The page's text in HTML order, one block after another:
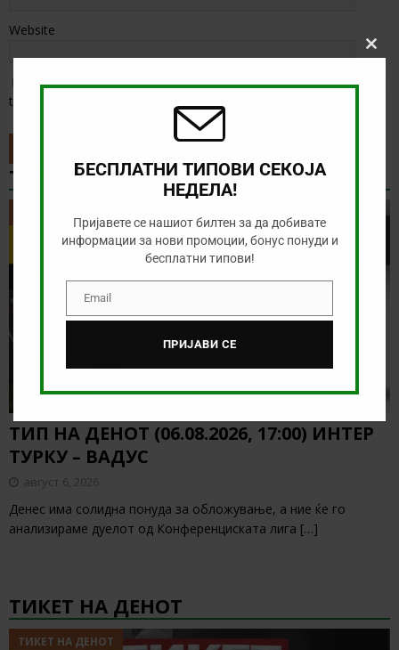
Website
Save my name, email, and website in this browser for the next
time I comment.
ТИП НА ДЕНОТ
ТИП НА ДЕНОТ (06.08.2026, 17:00) ИНТЕР
ТУРКУ – ВАДУС
август 6, 2026
Денес има солидна понуда за обложување, а ние ќе го
анализираме дуелот од Конференциската лига […]
ТИКЕТ НА ДЕНОТ
ТИКЕТ НА ДЕНОТ
БЕСПЛАТНИ ТИПОВИ СЕКОЈА
НЕДЕЛА!
Пријавете се нашиот билтен за да добивате
информации за нови промоции, бонус понуди и
бесплатни типови!
EmailEmail
ПРИЈАВИ СЕ